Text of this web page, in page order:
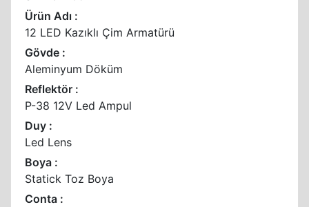
Ürün Adı :
12 LED Kazıklı Çim Armatürü
Gövde :
Aleminyum Döküm
Reflektör :
P-38 12V Led Ampul
Duy :
Led Lens
Boya :
Statick Toz Boya
Conta :